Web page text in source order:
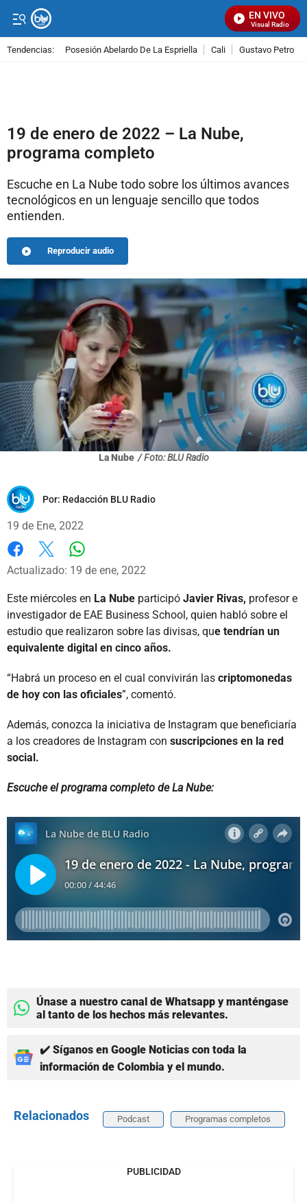
EN VIVO
Señal Visual Radio
Tendencias: Posesión Abelardo De La Espriella Cali Gustavo Petro
19 de enero de 2022 – La Nube,
programa completo
Escuche en La Nube todo sobre los últimos avances
tecnológicos en un lenguaje sencillo que todos
entienden.
Reproducir audio
La Nube / Foto: BLU Radio
Por: Redacción BLU Radio
19 de Ene, 2022
Facebook
X
Actualizado: 19 de ene, 2022
Este miércoles en La Nube participó Javier Rivas, profesor e
investigador de EAE Business School, quien habló sobre el
estudio que realizaron sobre las divisas, que tendrían un
equivalente digital en cinco años.
“Habrá un proceso en el cual convivirán las criptomonedas
de hoy con las oficiales”, comentó.
Además, conozca la iniciativa de Instagram que beneficiaría
a los creadores de Instagram con suscripciones en la red
social.
Escuche el programa completo de La Nube:
Únase a nuestro canal de Whatsapp y manténgase
al tanto de los hechos más relevantes.
✔️ Síganos en Google Noticias con toda la
información de Colombia y el mundo.
Relacionados Podcast Programas completos
PUBLICIDAD